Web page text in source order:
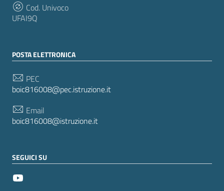
Cod. Univoco
UFAI9Q
POSTA ELETTRONICA
PEC
boic816008@pec.istruzione.it
Email
boic816008@istruzione.it
SEGUICI SU